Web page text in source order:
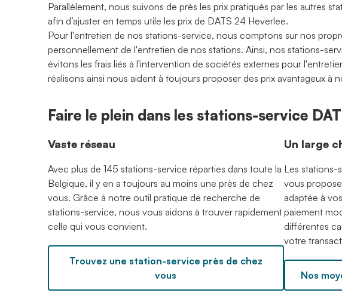
Parallèlement, nous suivons de près les prix pratiqués par les autres
afin d’ajuster en temps utile les prix de DATS 24 Heverlee.
Pour l'entretien de nos stations-service, nous comptons sur nos
personnellement de l'entretien de nos stations. Ainsi, nos stations-
évitons les frais liés à l'intervention de sociétés externes pour
réalisons ainsi nous aident à toujours proposer des prix avantageux à
Faire le plein dans les stations-service
Vaste réseau
Avec plus de 145 stations-service réparties dans toute la
Belgique, il y en a toujours au moins une près de chez
vous. Grâce à notre outil pratique de recherche de
stations-service, nous vous aidons à trouver rapidement
celle qui vous convient.
Trouvez une station-service près de chez
vous
Un large
Les stations-
vous
adaptée à
paiement
différentes
votre
Nos